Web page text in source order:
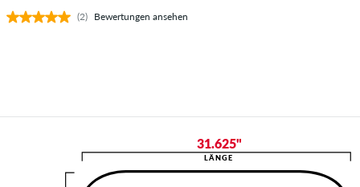
(2) Bewertungen ansehen
31.625"
LÄNGE